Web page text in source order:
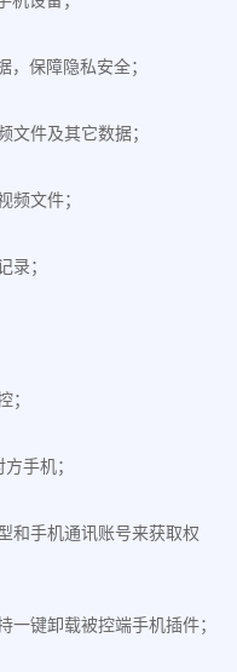
保障隐私安全；
文件及其它数据；
频文件；
录；
；
手机；
和手机通讯账号来获取权
键卸载被控端手机插件；